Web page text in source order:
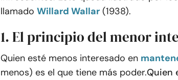
llamado Willard Wallar (1938).
1. El principio del menor
Quien esté menos interesado en
menos) es el que tiene más poder.Quien